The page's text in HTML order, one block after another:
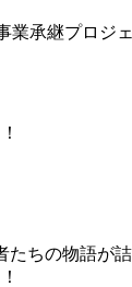
業承継プロジ